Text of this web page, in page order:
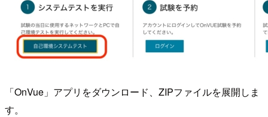
「OnVue」アプリをダウンロード、ZIPファイルを展開しま
す。